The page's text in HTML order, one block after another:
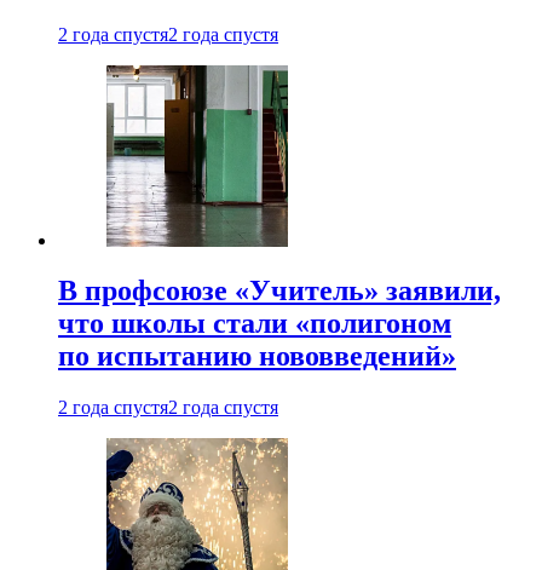
2 года спустя2 года спустя
В профсоюзе «Учитель» заявили,
что школы стали «полигоном
по испытанию нововведений»
2 года спустя2 года спустя